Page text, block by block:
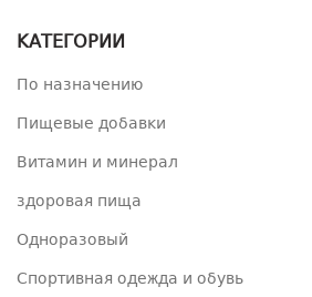
КАТЕГОРИИ
По назначению
Пищевые добавки
Витамин и минерал
здоровая пища
Одноразовый
Спортивная одежда и обувь